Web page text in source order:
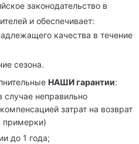
законодательство в
и обеспечивает:
качества в течение
сезона.
НАШИ гарантии:
случае неправильно
затрат на возврат
примерки)
до 1 года;